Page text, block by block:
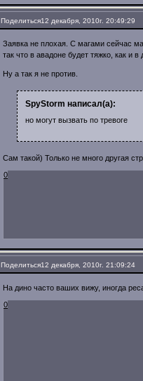
Поделиться12 декабря, 2010г. 20:49:29
Заявка не плохая. С магами сейчас
так что в авадоне будет тяжко, как и
Ну а так я не против.
SpyStorm написал(а):
но могут вызвать по тревоге
Сам такой) Только не много другая
0
Поделиться12 декабря, 2010г. 21:09:24
На дино часто ваших вижу, иногда
0